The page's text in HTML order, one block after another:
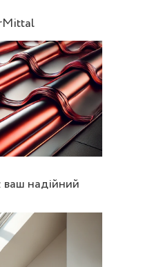
надійний